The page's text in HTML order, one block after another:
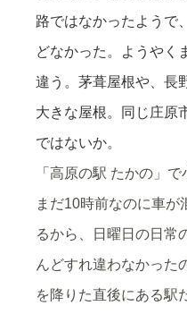
路ではなかったようで
どなかった。ようやく
違う。茅葺屋根や、長
大きな屋根。同じ庄原
ではないか。
「 高原の駅 たかの」で
まだ10時前なのに車が
るから、日曜日の日常
んどすれ違わなかった
を降りた直後にある駅